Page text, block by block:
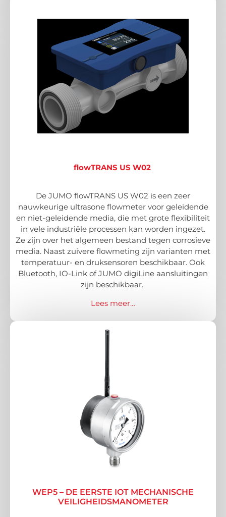
flowTRANS US W02
De JUMO flowTRANS US W02 is een zeer
nauwkeurige ultrasone flowmeter voor geleidende
en niet-geleidende media, die met grote flexibiliteit
in vele industriële processen kan worden ingezet.
Ze zijn over het algemeen bestand tegen corrosieve
media. Naast zuivere flowmeting zijn varianten met
temperatuur- en druksensoren beschikbaar. Ook
Bluetooth, IO-Link of JUMO digiLine aansluitingen
zijn beschikbaar.
Lees meer…
WEP5 – DE EERSTE IOT MECHANISCHE
VEILIGHEIDSMANOMETER